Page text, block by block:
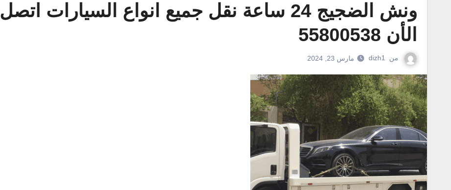
ونش الضجيج 24 ساعة نقل جميع انواع السيارات اتصل
الأن 55800538
من dizh1 مارس 23, 2024